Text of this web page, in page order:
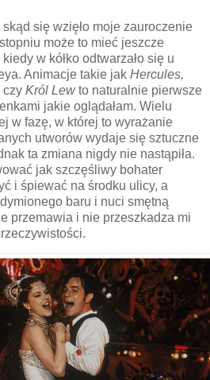
się wzięło moje zauroczenie
może to mieć jeszcze
w kółko odtwarzało się u
Animacje takie jak Hercules,
czy Król Lewto naturalnie pierwsze
jakie oglądałam. Wielu
w fazę, w której to wyrażanie
utworów wydaje się sztuczne
ta zmiana nigdy nie nastąpiła.
jak szczęśliwy bohater
i śpiewać na środku ulicy, a
baru i nuci smętną
przemawia i nie przeszkadza mi